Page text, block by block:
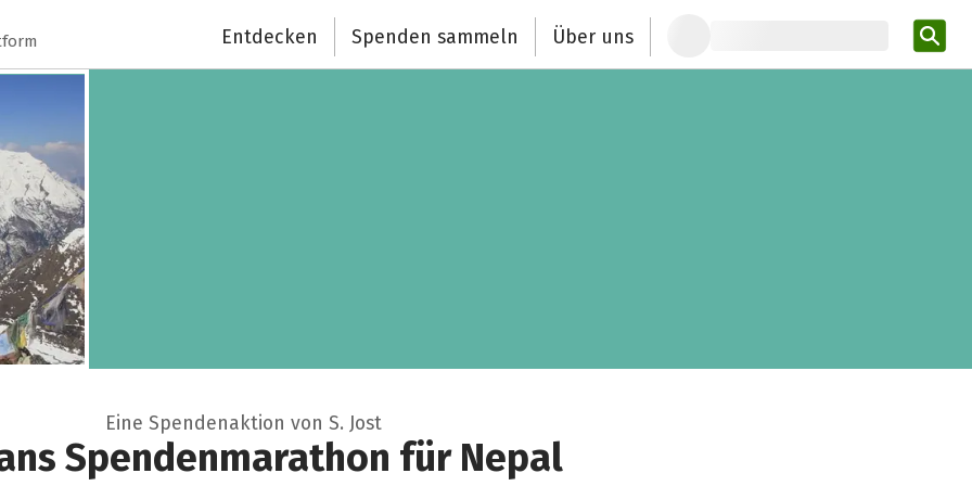
Entdecken Spenden sammeln Über uns
Eine Spendenaktion von S. Jost
Spendenmarathon für Nepal